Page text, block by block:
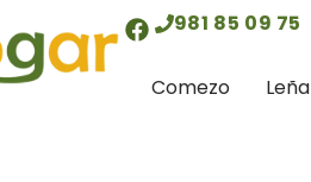
981 85 09 75
Comezo Leña